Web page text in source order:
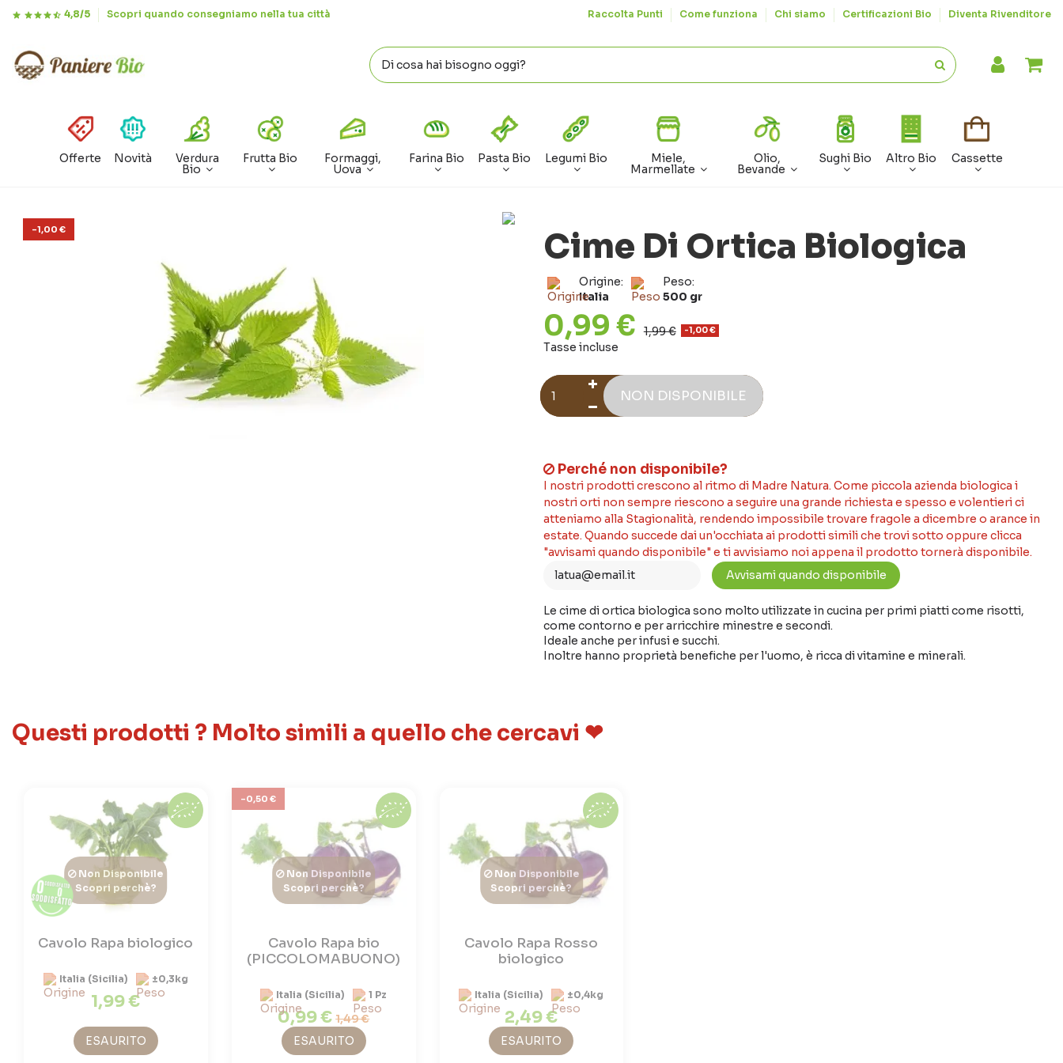
4,8/5 Scopri quando consegniamo nella tua città Raccolta Punti Come funziona Chi siamo Certificazioni Bio Diventa Rivenditore
Offerte Novità Verdura
Bio
Frutta Bio Formaggi,
Uova
Farina Bio Pasta Bio Legumi Bio Miele,
Marmellate
Olio,
Bevande
Sughi Bio Altro Bio Cassette
-1,00 € Cime Di Ortica Biologica
Origine:
Italia
Peso:
500 gr
0,99 € 1,99 € -1,00 €
Tasse incluse
NON DISPONIBILE
Perché non disponibile?
I nostri prodotti crescono al ritmo di Madre Natura. Come piccola azienda biologica i
nostri orti non sempre riescono a seguire una grande richiesta e spesso e volentieri ci
atteniamo alla Stagionalità, rendendo impossibile trovare fragole a dicembre o arance in
estate. Quando succede dai un'occhiata ai prodotti simili che trovi sotto oppure clicca
"avvisami quando disponibile" e ti avvisiamo noi appena il prodotto tornerà disponibile.
Le cime di ortica biologica sono molto utilizzate in cucina per primi piatti come risotti,
come contorno e per arricchire minestre e secondi.
Ideale anche per infusi e succhi.
Inoltre hanno proprietà benefiche per l'uomo, è ricca di vitamine e minerali.
Questi prodotti ? Molto simili a quello che cercavi ❤
Non Disponibile
Scopri perchè?
Cavolo Rapa biologico
Italia (Sicilia) ±0,3kg
1,99 €
ESAURITO
-0,50 €
Non Disponibile
Scopri perchè?
Cavolo Rapa bio
(PICCOLOMABUONO)
Italia (Sicilia) 1 Pz
0,99 €1,49 €
ESAURITO
Non Disponibile
Scopri perchè?
Cavolo Rapa Rosso
biologico
Italia (Sicilia) ±0,4kg
2,49 €
ESAURITO